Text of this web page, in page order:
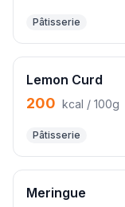
Pâtisserie
Lemon Curd
200 kcal / 100g
Pâtisserie
Meringue